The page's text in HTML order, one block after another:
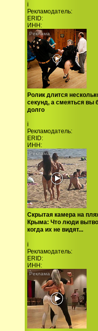
i
Рекламодатель:
ERID:
ИНН:
Ролик длится
секунд, а смеяться вы
долго
i
Рекламодатель:
ERID:
ИНН:
Скрытая камера на
Крыма: Что люди
когда их не видят...
i
Рекламодатель:
ERID:
ИНН: